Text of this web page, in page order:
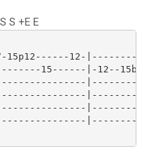
S +E E
15p12------12-
15------|-12--